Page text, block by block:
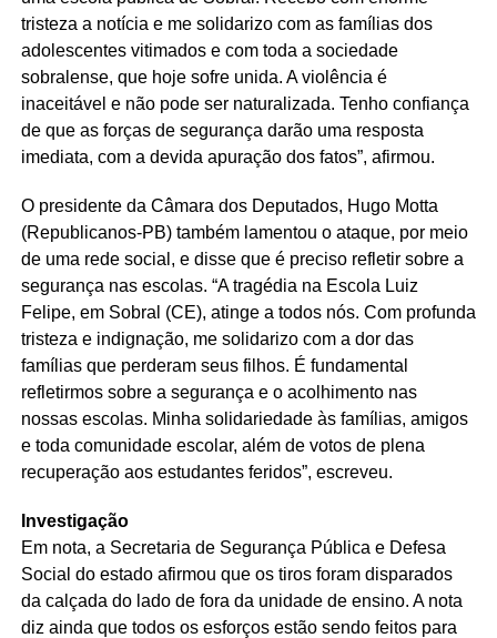
tristeza a notícia e me solidarizo com as famílias dos
adolescentes vitimados e com toda a sociedade
sobralense, que hoje sofre unida. A violência é
inaceitável e não pode ser naturalizada. Tenho confiança
de que as forças de segurança darão uma resposta
imediata, com a devida apuração dos fatos”, afirmou.
O presidente da Câmara dos Deputados, Hugo Motta
(Republicanos-PB) também lamentou o ataque, por meio
de uma rede social, e disse que é preciso refletir sobre a
segurança nas escolas. “A tragédia na Escola Luiz
Felipe, em Sobral (CE), atinge a todos nós. Com profunda
tristeza e indignação, me solidarizo com a dor das
famílias que perderam seus filhos. É fundamental
refletirmos sobre a segurança e o acolhimento nas
nossas escolas. Minha solidariedade às famílias, amigos
e toda comunidade escolar, além de votos de plena
recuperação aos estudantes feridos”, escreveu.
Investigação
Em nota, a Secretaria de Segurança Pública e Defesa
Social do estado afirmou que os tiros foram disparados
da calçada do lado de fora da unidade de ensino. A nota
diz ainda que todos os esforços estão sendo feitos para